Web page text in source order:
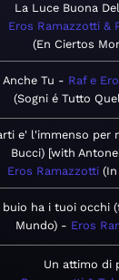
La Luce Buona
Eros Ramazzotti &
En Ciertos
Anche Tu
Raf e
Sogni é Tutto
e' l'immenso per
Bucci) [with
Eros Ramazzotti In
buio ha i tuoi occhi
Mundo)
Eros
Un attimo di